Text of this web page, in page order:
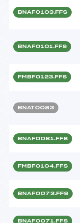
BNAF0103.FFS
BNAF0101.FFS
FMBF0123.FFS
BNAT0083
BNAF0081.FFS
FMBF0104.FFS
BNAF0073.FFS
BNAF0071.FFS